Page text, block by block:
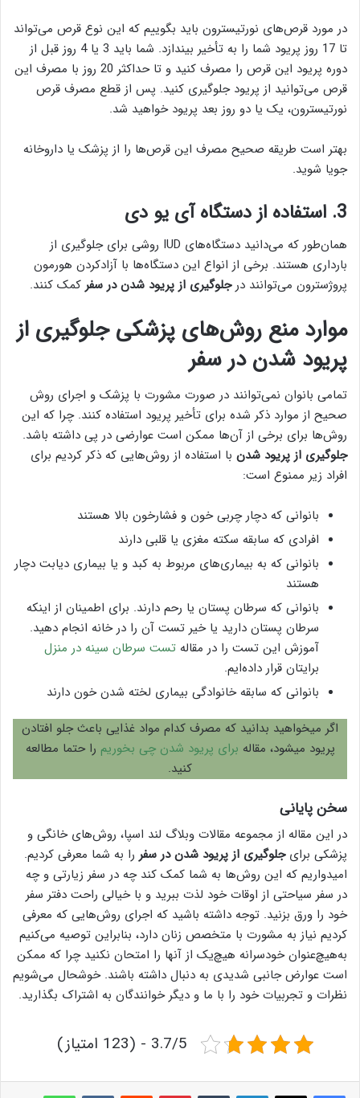
در مورد قرص‌های نورتیسترون باید بگوییم که این نوع قرص می‌تواند
تا 17 روز پریود شما را به تأخیر بیندازد. شما باید 3 یا 4 روز قبل از
دوره پریود این قرص را مصرف کنید و تا حداکثر 20 روز با مصرف این
قرص می‌توانید از پریود جلوگیری کنید. پس از قطع مصرف قرص
نورتیسترون، یک یا دو روز بعد پریود خواهید شد.
بهتر است طریقه صحیح مصرف این قرص‌ها را از پزشک یا داروخانه
جویا شوید.
3. استفاده از دستگاه آی یو دی
همان‌طور که می‌دانید دستگاه‌های IUD روشی برای جلوگیری از
بارداری هستند. برخی از انواع این دستگاه‌ها با آزادکردن هورمون
پروژسترون می‌توانند درجلوگیری از پریود شدن در سفر کمک کنند.
موارد منع روش‌های پزشکی جلوگیری از
پریود شدن در سفر
تمامی بانوان نمی‌توانند در صورت مشورت با پزشک و اجرای روش
صحیح از موارد ذکر شده برای تأخیر پریود استفاده کنند. چرا که این
روش‌ها برای برخی از آن‌ها ممکن است عوارضی در پی داشته باشد.
جلوگیری از پریود شدن با استفاده از روش‌هایی که ذکر کردیم برای
افراد زیر ممنوع است:
بانوانی که دچار چربی خون و فشارخون بالا هستند
افرادی که سابقه سکته مغزی یا قلبی دارند
بانوانی که به بیماری‌های مربوط به کبد و یا بیماری دیابت دچار
هستند
بانوانی که سرطان پستان یا رحم دارند. برای اطمینان از اینکه
سرطان پستان دارید یا خیر تست آن را در خانه انجام دهید.
آموزش این تست را در مقاله تست سرطان سينه در منزل
برایتان قرار داده‌ایم.
بانوانی که سابقه خانوادگی بیماری لخته شدن خون دارند
اگر میخواهید بدانید که مصرف کدام مواد غذایی باعث جلو افتادن
پریود میشود، مقاله برای پریود شدن چی بخوریم را حتما مطالعه
کنید.
سخن پایانی
در این مقاله از مجموعه مقالات وبلاگ لند اسپا، روش‌های خانگی و
پزشکی برایجلوگیری از پریود شدن در سفر را به شما معرفی کردیم.
امیدواریم که این روش‌ها به شما کمک کند چه در سفر زیارتی و چه
در سفر سیاحتی از اوقات خود لذت ببرید و با خیالی راحت دفتر سفر
خود را ورق بزنید. توجه داشته باشید که اجرای روش‌هایی که معرفی
کردیم نیاز به مشورت با متخصص زنان دارد، بنابراین توصیه می‌کنیم
به‌هیچ‌عنوان خودسرانه هیچ‌یک از آنها را امتحان نکنید چرا که ممکن
است عوارض جانبی شدیدی به دنبال داشته باشند. خوشحال می‌شویم
نظرات و تجربیات خود را با ما و دیگر خوانندگان به اشتراک بگذارید.
3.7/5 - (123 امتیاز)
لینکدین ‫تامبلر پینترست‫رددیت ‫VKontakteواتس آپ